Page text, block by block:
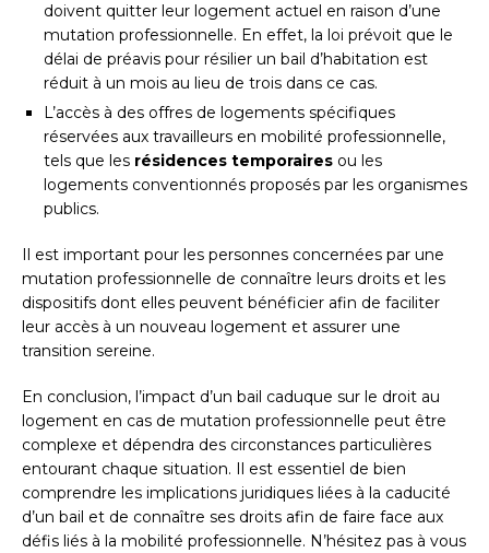
doivent quitter leur logement actuel en raison d’une
mutation professionnelle. En effet, la loi prévoit que le
délai de préavis pour résilier un bail d’habitation est
réduit à un mois au lieu de trois dans ce cas.
L’accès à des offres de logements spécifiques
réservées aux travailleurs en mobilité professionnelle,
tels que les résidences temporaires ou les
logements conventionnés proposés par les organismes
publics.
Il est important pour les personnes concernées par une
mutation professionnelle de connaître leurs droits et les
dispositifs dont elles peuvent bénéficier afin de faciliter
leur accès à un nouveau logement et assurer une
transition sereine.
En conclusion, l’impact d’un bail caduque sur le droit au
logement en cas de mutation professionnelle peut être
complexe et dépendra des circonstances particulières
entourant chaque situation. Il est essentiel de bien
comprendre les implications juridiques liées à la caducité
d’un bail et de connaître ses droits afin de faire face aux
défis liés à la mobilité professionnelle. N’hésitez pas à vous